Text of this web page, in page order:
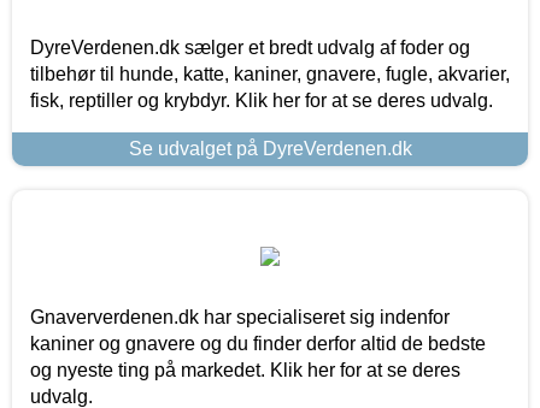
DyreVerdenen.dk sælger et bredt udvalg af foder og
tilbehør til hunde, katte, kaniner, gnavere, fugle, akvarier,
fisk, reptiller og krybdyr. Klik her for at se deres udvalg.
Se udvalget på DyreVerdenen.dk
Gnaververdenen.dk har specialiseret sig indenfor
kaniner og gnavere og du finder derfor altid de bedste
og nyeste ting på markedet. Klik her for at se deres
udvalg.